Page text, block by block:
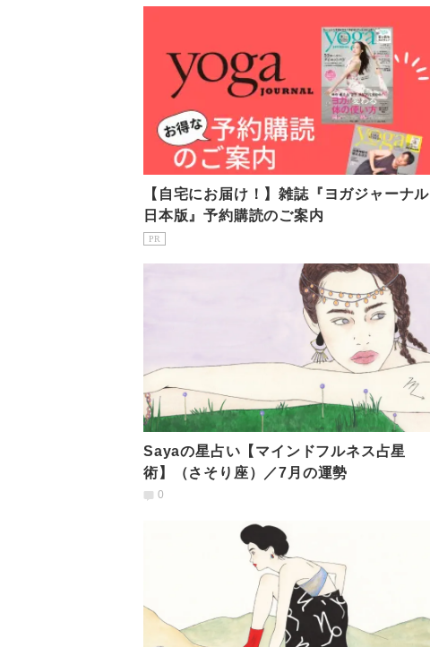
【自宅にお届け！】雑誌『ヨガジャーナル
日本版』予約購読のご案内
PR
Sayaの星占い【マインドフルネス占星
術】（さそり座）／7月の運勢
0